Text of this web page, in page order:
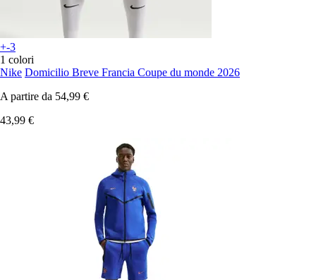
+-3
1 colori
Nike Domicilio Breve Francia Coupe du monde 2026
A partire da 54,99 €
43,99 €